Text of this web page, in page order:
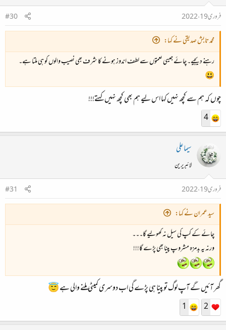
فروری 19، 2022
#30
محمد تابش صدیقی نے کہا:
رہنے دیجیے۔ چائے جیسی نعمتوں سے لطف اندوز ہونے کا شرف بھی نصیب والوں کو ہی ملتا ہے۔
😃
چوں کہ ہم سے کچھ نہیں کہا اس لیے ہم بھی کچھ نہیں کہتے!!!
4
سیما علی
لائبریرین
فروری 19، 2022
#31
سید عمران نے کہا:
چائے کے کپ کی سیل نہ کھولیے گا۔۔۔
ورنہ یہ بدمزہ مشروپ پینا بھی پڑے گا!!!
گھر آئیں گے آپ لوگ تو پینا ہی پڑے گی اب دوسری کمیٹی ملنے والی ہے 😇
2
1